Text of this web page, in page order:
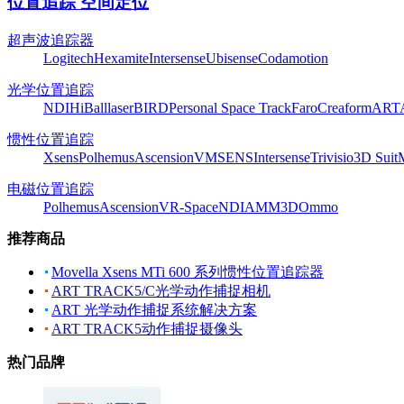
超声波追踪器
LogitechHexamiteIntersenseUbisenseCodamotion
光学位置追踪
NDIHiBalllaserBIRDPersonal Space TrackFaroCreaformART
惯性位置追踪
XsensPolhemusAscensionVMSENSIntersenseTrivisio3D Suit
电磁位置追踪
PolhemusAscensionVR-SpaceNDIAMM3DOmmo
推荐商品
Movella Xsens MTi 600 系列惯性位置追踪器
ART TRACK5/C光学动作捕捉相机
ART 光学动作捕捉系统解决方案
ART TRACK5动作捕捉摄像头
热门品牌